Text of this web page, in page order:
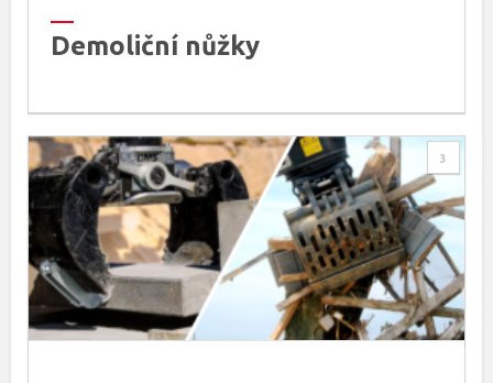
Demoliční nůžky
3